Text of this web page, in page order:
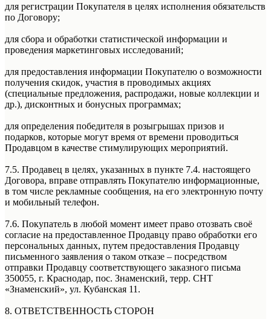
для регистрации Покупателя в целях исполнения обязательств
по Договору;
для сбора и обработки статистической информации и
проведения маркетинговых исследований;
для предоставления информации Покупателю о возможности
получения скидок, участия в проводимых акциях
(специальные предложения, распродажи, новые коллекции и
др.), дисконтных и бонусных программах;
для определения победителя в розыгрышах призов и
подарков, которые могут время от времени проводиться
Продавцом в качестве стимулирующих мероприятий.
7.5. Продавец в целях, указанных в пункте 7.4. настоящего
Договора, вправе отправлять Покупателю информационные,
в том числе рекламные сообщения, на его электронную почту
и мобильный телефон.
7.6. Покупатель в любой момент имеет право отозвать своё
согласие на предоставленное Продавцу право обработки его
персональных данных, путем предоставления Продавцу
письменного заявления о таком отказе – посредством
отправки Продавцу соответствующего заказного письма
350055, г. Краснодар, пос. Знаменский, терр. СНТ
«Знаменский», ул. Кубанская 11.
8. ОТВЕТСТВЕННОСТЬ СТОРОН